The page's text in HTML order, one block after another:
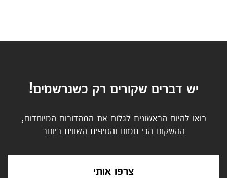
יש דברים שקורים רק כשנרשמים!
בואו להיות הראשונים לגלות את המהדורות המיוחדות,
ההשקות הכי חמות והטיפים השווים ביותר
צרפו אותי